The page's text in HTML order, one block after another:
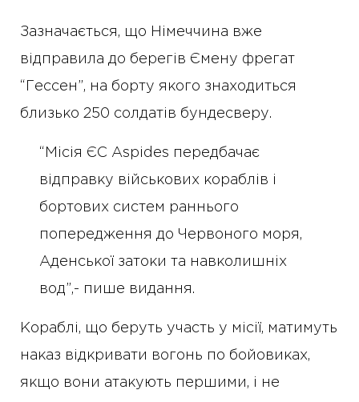
Зазначається, що Німеччина вже
відправила до берегів Ємену фрегат
“Гессен”, на борту якого знаходиться
близько 250 солдатів бундесверу.
“Місія ЄС Aspides передбачає
відправку військових кораблів і
бортових систем раннього
попередження до Червоного моря,
Аденської затоки та навколишніх
вод”,- пише видання.
Кораблі, що беруть участь у місії, матимуть
наказ відкривати вогонь по бойовиках,
якщо вони атакують першими, і не